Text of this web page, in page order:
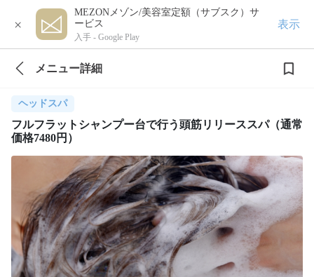
×
MEZONメゾン/美容室定額（サブスク）サ
ービス
入手 - Google Play
表示
メニュー詳細
ヘッドスパ
フルフラットシャンプー台で行う頭筋リリーススパ（通常
価格7480円）